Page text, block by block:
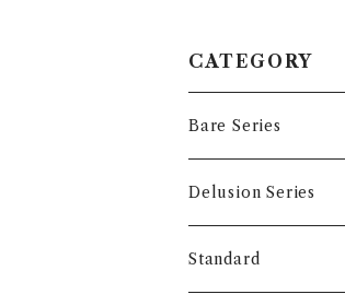
CATEGORY
Bare Series
Tops
T-shirts
Accessory
Delusion Series
Tops
Standard